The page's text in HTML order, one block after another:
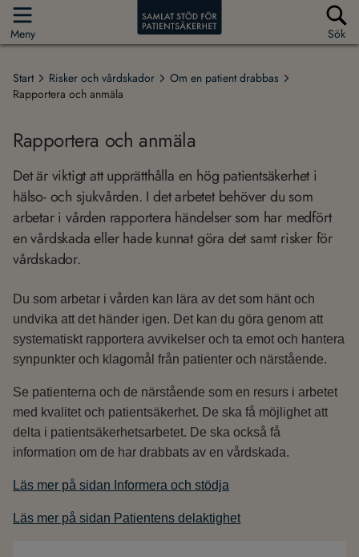
Meny Sök
Start Risker och vårdskador
Om en patient drabbas
Rapportera och anmäla
Rapportera och anmäla
Det är viktigt att upprätthålla en hög patientsäkerhet i
hälso- och sjukvården. I det arbetet behöver du som
arbetar i vården rapportera händelser som har medfört
en vårdskada eller hade kunnat göra det samt risker för
vårdskador.
Du som arbetar i vården kan lära av det som hänt och
undvika att det händer igen. Det kan du göra genom att
systematiskt rapportera avvikelser och ta emot och hantera
synpunkter och klagomål från patienter och närstående.
Se patienterna och de närstående som en resurs i arbetet
med kvalitet och patientsäkerhet. De ska få möjlighet att
delta i patientsäkerhetsarbetet. De ska också få
information om de har drabbats av en vårdskada.
Läs mer på sidan Informera och stödja
Läs mer på sidan Patientens delaktighet